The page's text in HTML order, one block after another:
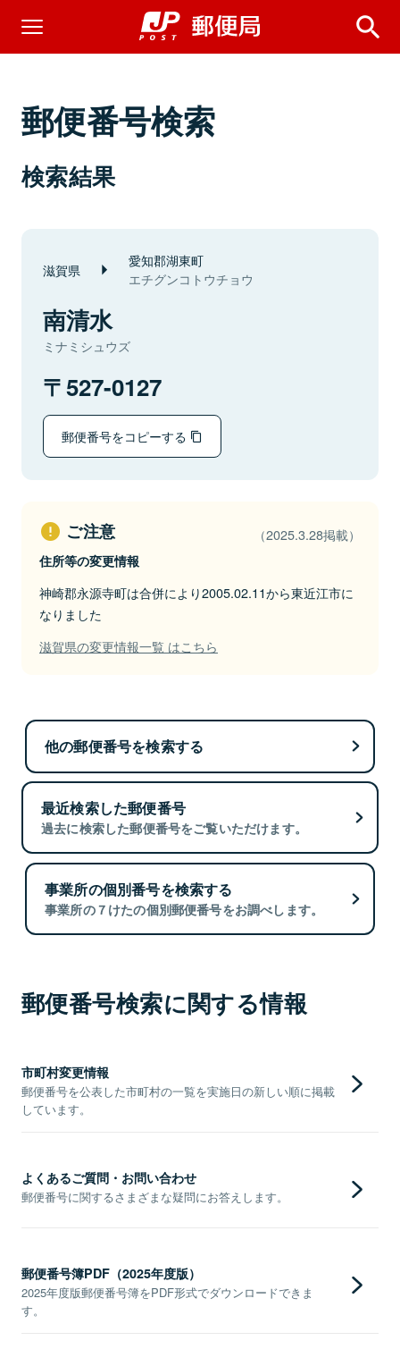
郵便番号検索
検索結果
滋賀県 愛知郡湖東町
エチグンコトウチョウ
南清水
ミナミシュウズ
527-0127
郵便番号をコピーする
ご注意 （2025.3.28掲載）
住所等の変更情報
神崎郡永源寺町は合併により2005.02.11から東近江市に
なりました
滋賀県の変更情報一覧 はこちら
他の郵便番号を検索する
最近検索した郵便番号
過去に検索した郵便番号をご覧いただけます。
事業所の個別番号を検索する
事業所の７けたの個別郵便番号をお調べします。
郵便番号検索に関する情報
市町村変更情報
郵便番号を公表した市町村の一覧を実施日の新しい順に掲載
しています。
よくあるご質問・お問い合わせ
郵便番号に関するさまざまな疑問にお答えします。
郵便番号簿PDF（2025年度版）
2025年度版郵便番号簿をPDF形式でダウンロードできま
す。